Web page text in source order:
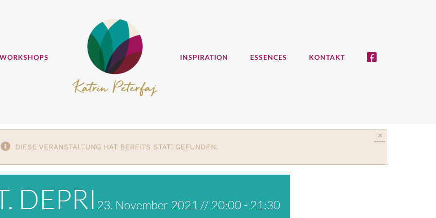
INSPIRATION ESSENCES KONTAKT
DIESE VERANSTALTUNG HAT BEREITS STATTGEFUNDEN.
×
DEPRI 23. November 2021 // 20:00 - 21:30